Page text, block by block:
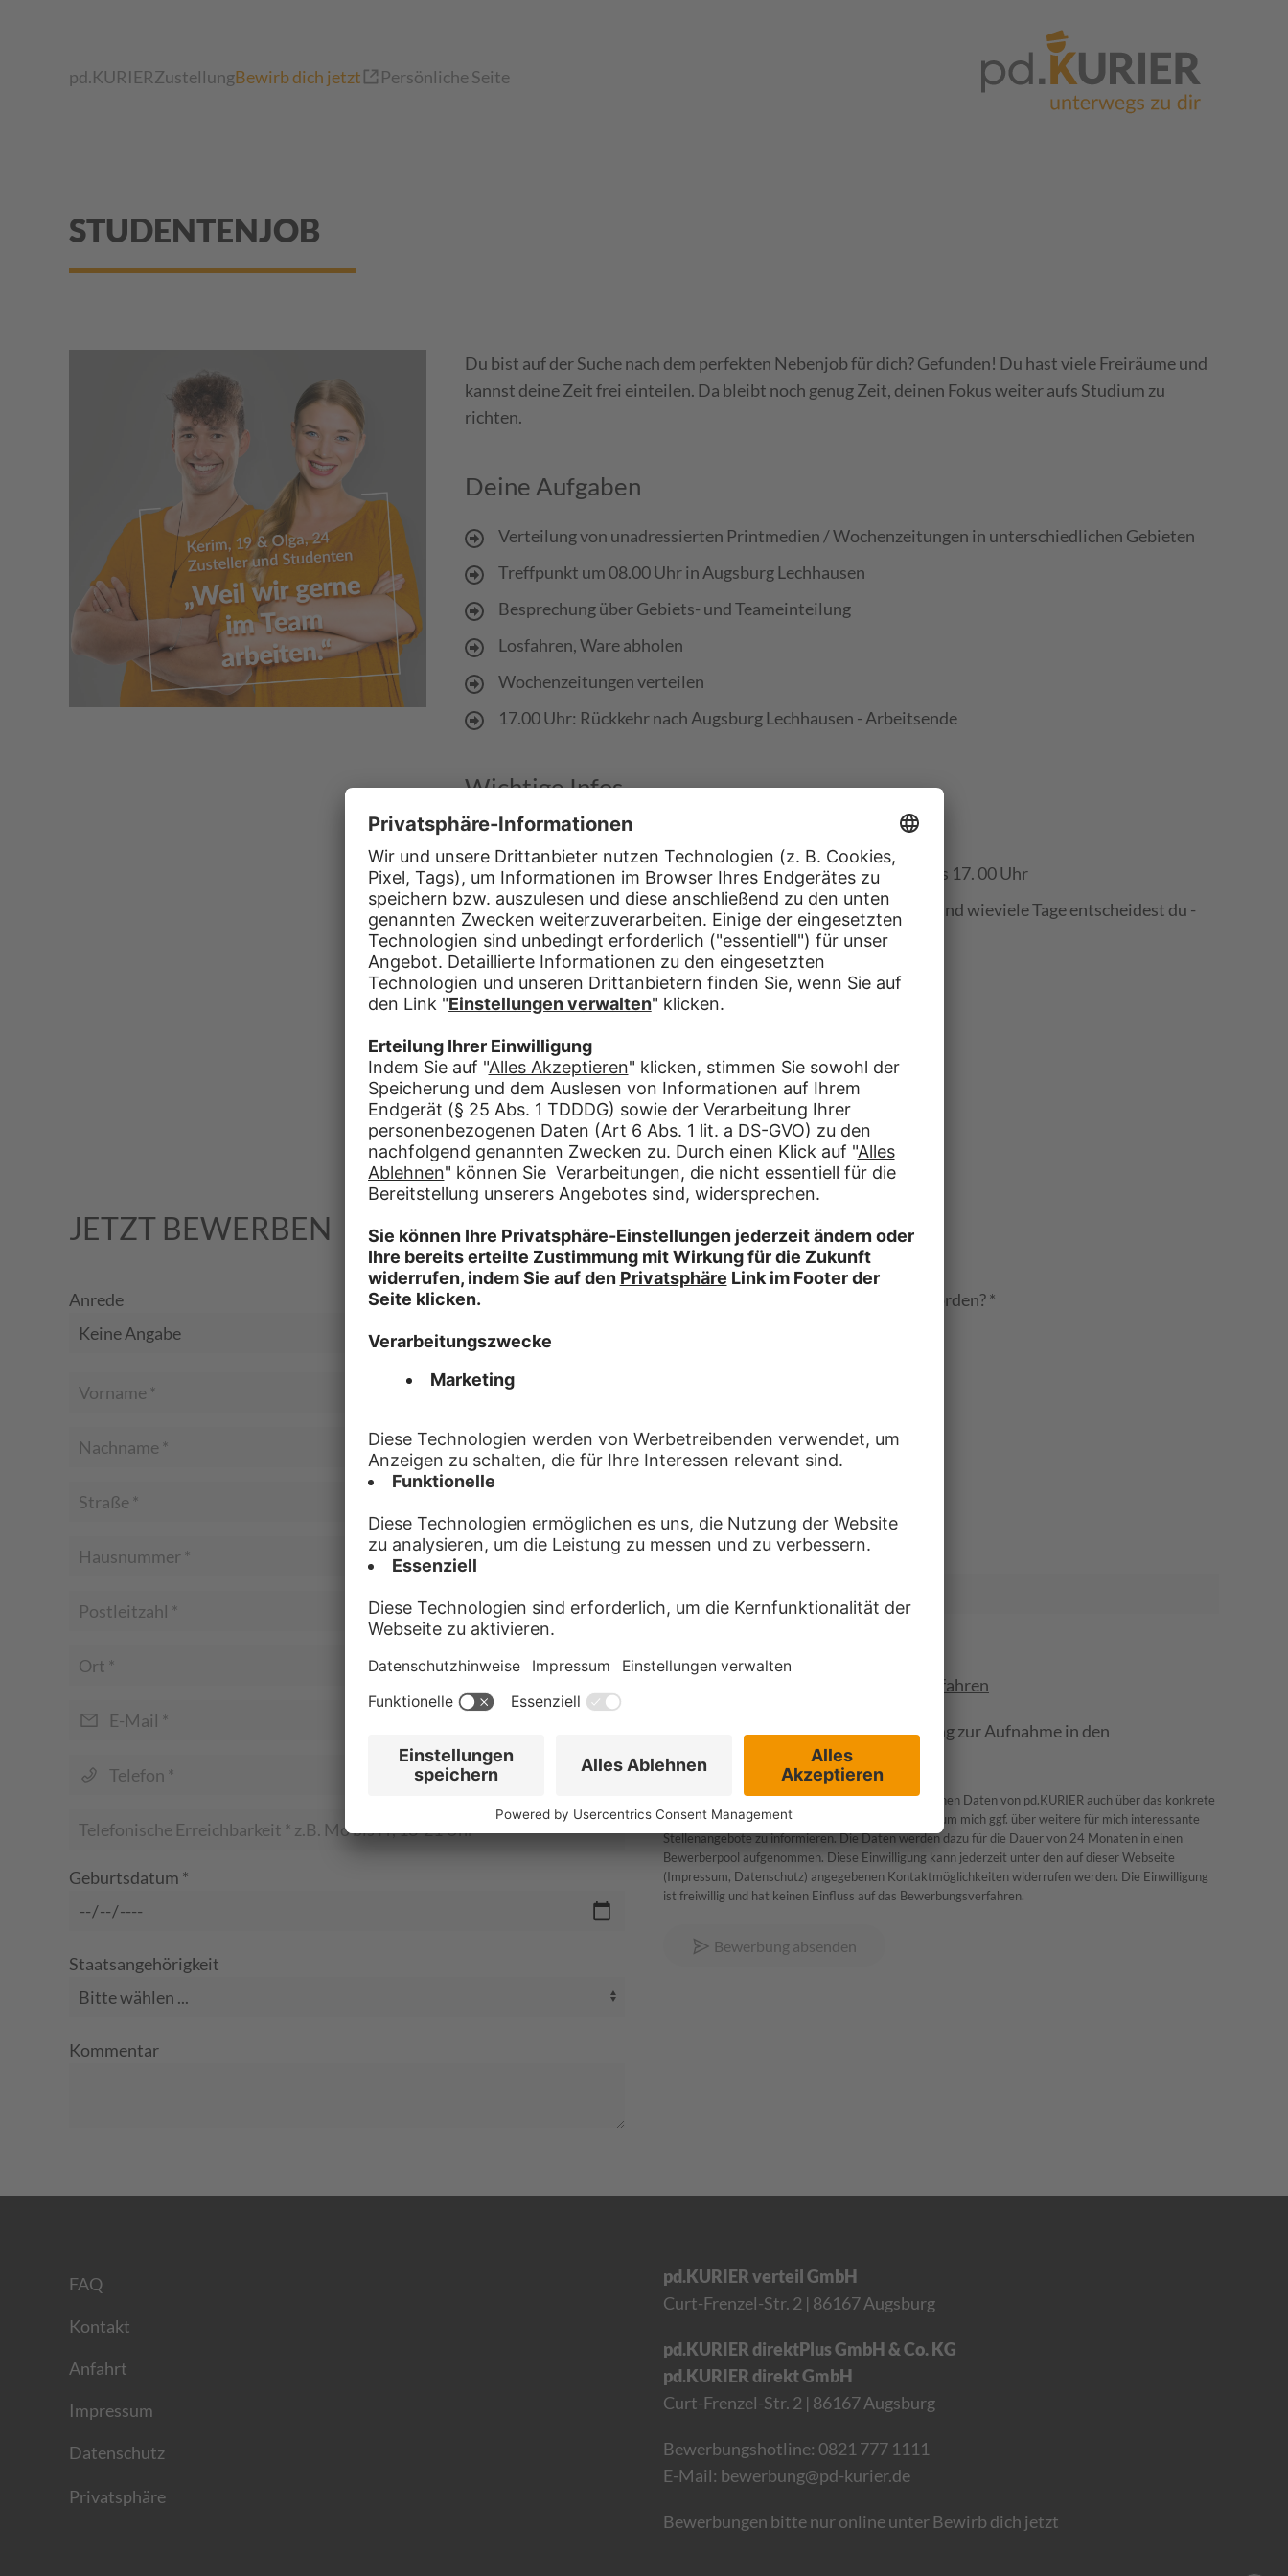
pd.KURIERZustellungBewirb dich jetzt Persönliche Seite
STUDENTENJOB
Du bist auf der Suche nach dem perfekten Nebenjob für dich? Gefunden! Du hast viele Freiräume und
kannst deine Zeit frei einteilen. Da bleibt noch genug Zeit, deinen Fokus weiter aufs Studium zu
richten.
Deine Aufgaben
Verteilung von unadressierten Printmedien / Wochenzeitungen in unterschiedlichen Gebieten
Treffpunkt um 08.00 Uhr in Augsburg Lechhausen
Besprechung über Gebiets- und Teameinteilung
Losfahren, Ware abholen
Wochenzeitungen verteilen
17.00 Uhr: Rückkehr nach Augsburg Lechhausen - Arbeitsende
Wichtige Infos
Mögliche Arbeitstage sind zwischen Montag und Samstag
Ein Arbeitstag bedeutet immer eine Arbeitszeit von 08.00 bis 17. 00 Uhr
Wir richten uns nach deinen Einsatzmöglichkeiten: Welche und wieviele Tage entscheidest du -
von Woche zu Woche neu
Einsätze finden im Umkreis von 100 km um Augsburg statt
Unsere Anforderungen an dich
Führerschein
Spaß an der Arbeit im Freien
JETZT BEWERBEN
Anrede
Geburtsdatum *
Staatsangehörigkeit
Kommentar
Wie bist du auf uns aufmerksam geworden?*
eBay Kleinanzeigen
Empfehlung
TikTok / Instagram / Snapchat
Sonstiges
Datenschutzhinweis im Bewerberverfahren
Datenschutzrechtliche Einwilligung zur Aufnahme in den
Bewerberpool
Hiermit willige ich ein, dass meine personenbezogenen Daten von pd.KURIER auch über das konkrete
Bewerbungsverfahren hinaus gespeichert werden, um mich ggf. über weitere für mich interessante
Stellenangebote zu informieren. Die Daten werden dazu für die Dauer von 24 Monaten in einen
Bewerberpool aufgenommen. Diese Einwilligung kann jederzeit unter den auf dieser Webseite
(Impressum, Datenschutz) angegebenen Kontaktmöglichkeiten widerrufen werden. Die Einwilligung
ist freiwillig und hat keinen Einfluss auf das Bewerbungsverfahren.
Bewerbung absenden
FAQ
Kontakt
Anfahrt
Impressum
Datenschutz
Privatsphäre
pd.KURIER verteil GmbH
Curt-Frenzel-Str. 2 | 86167 Augsburg
pd.KURIER direktPlus GmbH & Co. KG
pd.KURIER direkt GmbH
Curt-Frenzel-Str. 2 | 86167 Augsburg
Bewerbungshotline: 0821 777 1111
E-Mail: bewerbung@pd-kurier.de
Bewerbungen bitte nur online unter Bewirb dich jetzt